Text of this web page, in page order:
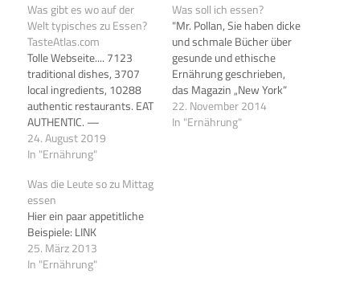
Was gibt es wo auf der
Welt typisches zu Essen?
TasteAtlas.com
Tolle Webseite.... 7123
traditional dishes, 3707
local ingredients, 10288
authentic restaurants. EAT
AUTHENTIC. —
Weiterlesen
www.tasteatlas.com/
24. August 2019
In "Ernährung"
Was soll ich essen?
"Mr. Pollan, Sie haben dicke
und schmale Bücher über
gesunde und ethische
Ernährung geschrieben,
das Magazin „New York“
nennt Sie „eine Art
Hohepriester des Essens“.
22. November 2014
In "Ernährung"
Was die Leute so zu Mittag
essen
Hier ein paar appetitliche
Beispiele: LINK
25. März 2013
In "Ernährung"